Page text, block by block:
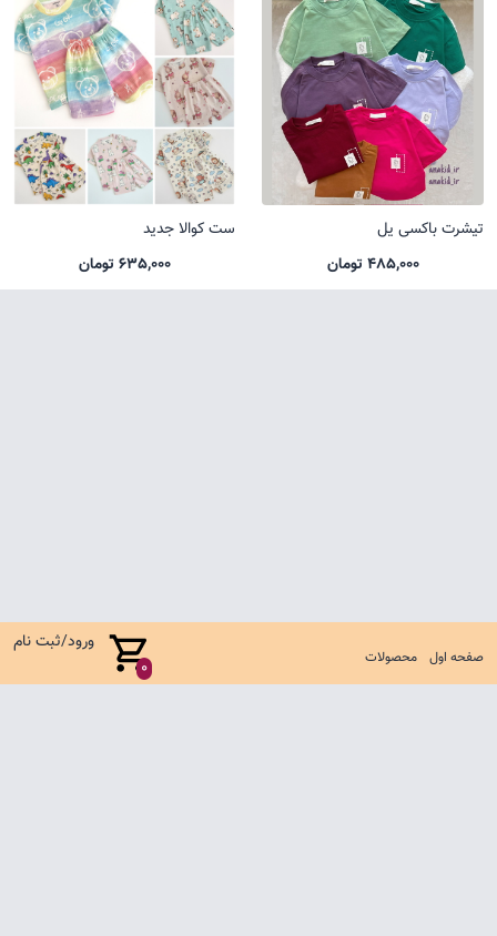
صفحه اول محصولات 0
ورود/ثبت نام
تیشرت باکسی یل
485,000 تومان
ست کوالا جدید
635,000 تومان